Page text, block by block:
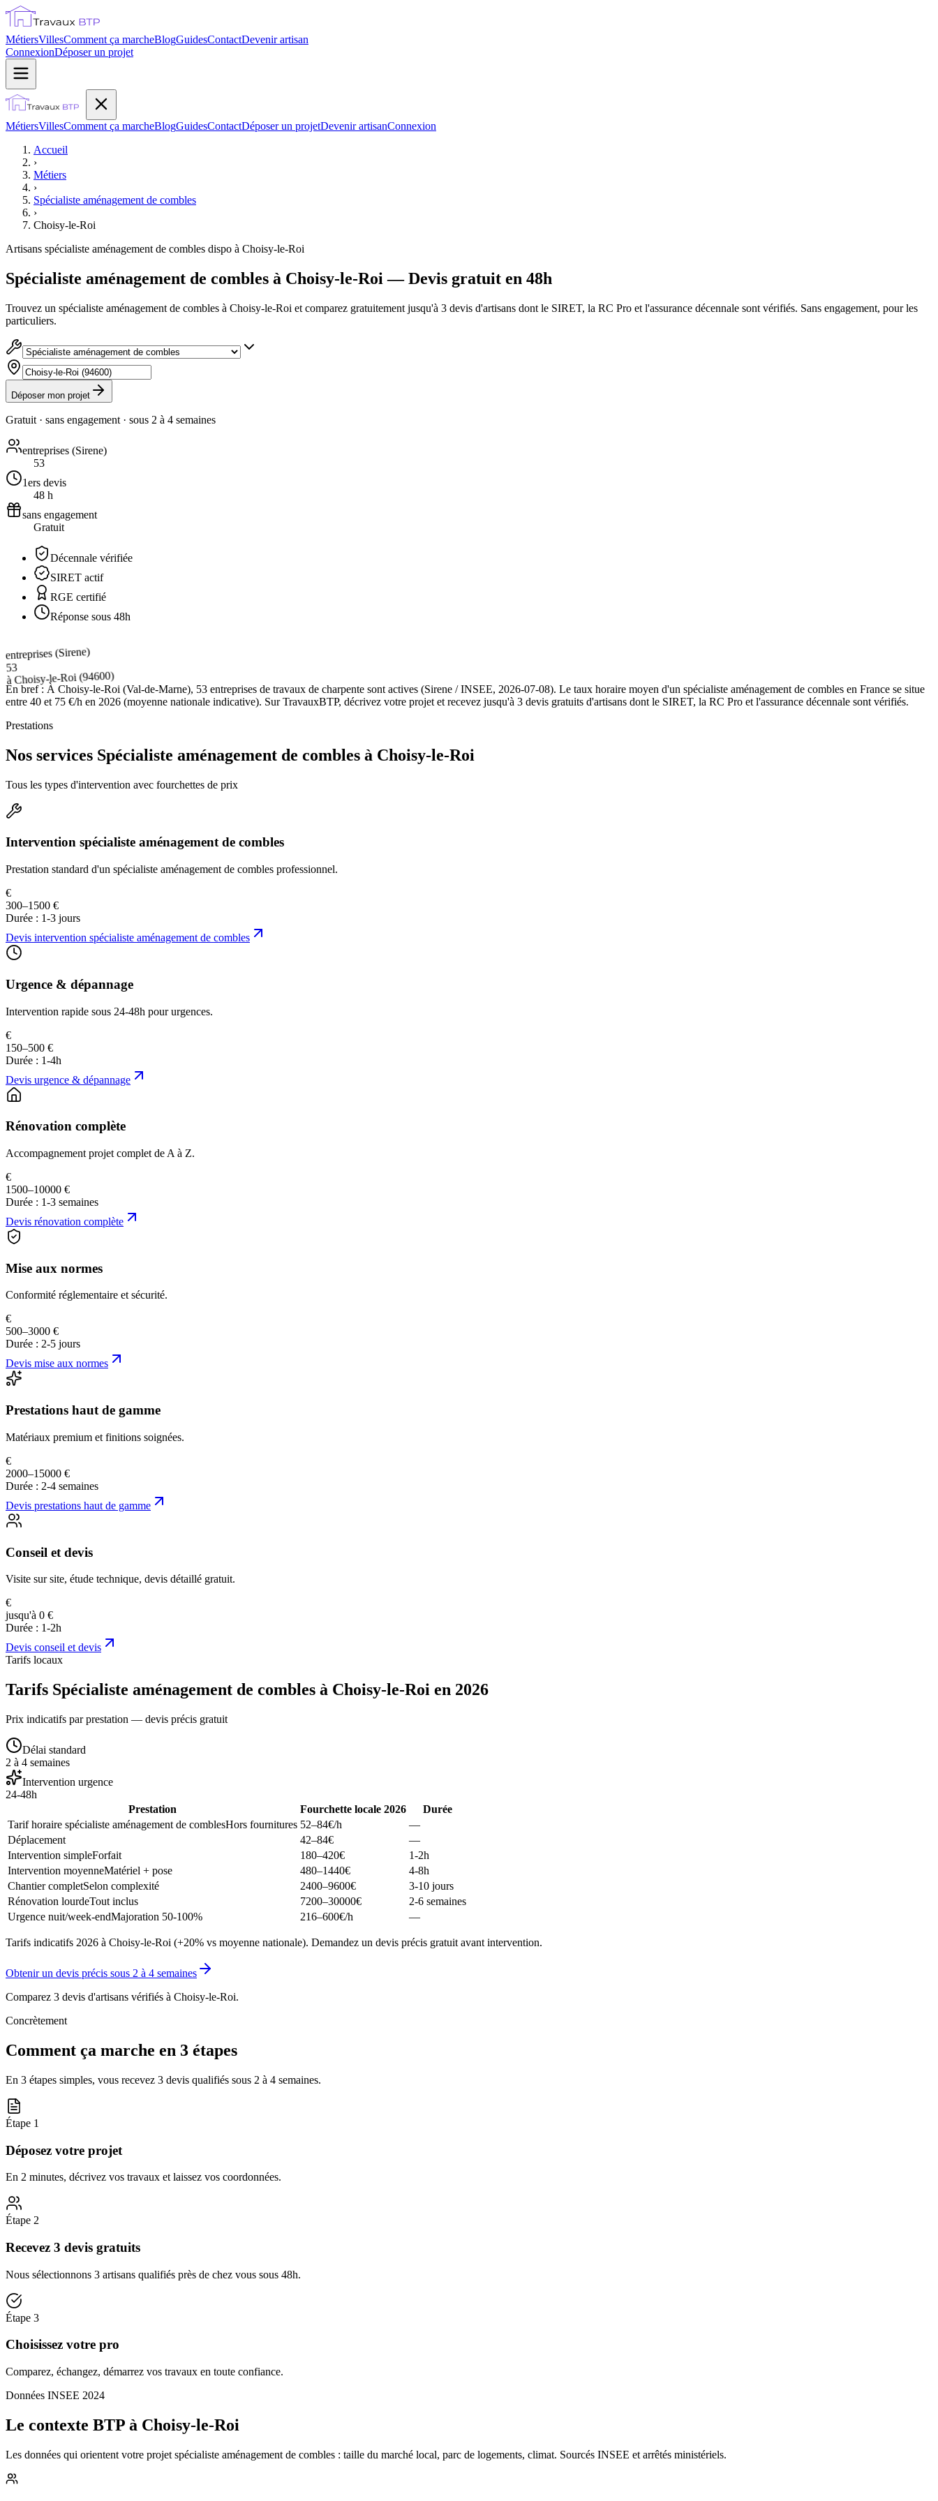
MétiersVillesComment ça marcheBlogGuidesContactDevenir artisan
ConnexionDéposer un projet
MétiersVillesComment ça marcheBlogGuidesContactDéposer un projetDevenir artisanConnexion
Accueil
›
Métiers
›
Spécialiste aménagement de combles
›
Choisy-le-Roi
Artisans spécialiste aménagement de combles dispo à Choisy-le-Roi
Spécialiste aménagement de combles à Choisy-le-Roi — Devis gratuit en 48h
Trouvez un spécialiste aménagement de combles à Choisy-le-Roi et comparez gratuitement jusqu'à 3 devis d'artisans dont le SIRET, la RC Pro et l'assurance décennale sont vérifiés. Sans engagement, pour les
particuliers.
Déposer mon projet
Gratuit · sans engagement · sous 2 à 4 semaines
entreprises (Sirene)
53
1ers devis
48 h
sans engagement
Gratuit
Décennale vérifiée
SIRET actif
RGE certifié
Réponse sous 48h
entreprises (Sirene)
53
àChoisy-le-Roi(94600)
En bref : À Choisy-le-Roi (Val-de-Marne), 53 entreprises de travaux de charpente sont actives (Sirene / INSEE, 2026-07-08). Le taux horaire moyen d'un spécialiste aménagement de combles en France se situe
entre 40 et 75 €/h en 2026 (moyenne nationale indicative). Sur TravauxBTP, décrivez votre projet et recevez jusqu'à 3 devis gratuits d'artisans dont le SIRET, la RC Pro et l'assurance décennale sont vérifiés.
Prestations
Nos services Spécialiste aménagement de combles à Choisy-le-Roi
Tous les types d'intervention avec fourchettes de prix
Intervention spécialiste aménagement de combles
Prestation standard d'un spécialiste aménagement de combles professionnel.
€
300–1500 €
Durée : 1-3 jours
Devis intervention spécialiste aménagement de combles
Urgence & dépannage
Intervention rapide sous 24-48h pour urgences.
€
150–500 €
Durée : 1-4h
Devis urgence & dépannage
Rénovation complète
Accompagnement projet complet de A à Z.
€
1500–10000 €
Durée : 1-3 semaines
Devis rénovation complète
Mise aux normes
Conformité réglementaire et sécurité.
€
500–3000 €
Durée : 2-5 jours
Devis mise aux normes
Prestations haut de gamme
Matériaux premium et finitions soignées.
€
2000–15000 €
Durée : 2-4 semaines
Devis prestations haut de gamme
Conseil et devis
Visite sur site, étude technique, devis détaillé gratuit.
€
jusqu'à 0 €
Durée : 1-2h
Devis conseil et devis
Tarifs locaux
Tarifs Spécialiste aménagement de combles à Choisy-le-Roi en 2026
Prix indicatifs par prestation — devis précis gratuit
Délai standard
2 à 4 semaines
Intervention urgence
24-48h
Prestation
Fourchette locale 2026
Durée
Tarif horaire spécialiste aménagement de comblesHors fournitures 52–84€/h
—
Déplacement
42–84€
—
Intervention simpleForfait 180–420€
1-2h
Intervention moyenneMatériel + pose 480–1440€
4-8h
Chantier completSelon complexité 2400–9600€
3-10 jours
Rénovation lourdeTout inclus 7200–30000€
2-6 semaines
Urgence nuit/week-endMajoration 50-100% 216–600€/h —
Tarifs indicatifs 2026 à Choisy-le-Roi (+20% vs moyenne nationale). Demandez un devis précis gratuit avant intervention.
Obtenir un devis précis sous 2 à 4 semaines
Comparez 3 devis d'artisans vérifiés à Choisy-le-Roi.
Concrètement
Comment ça marche en 3 étapes
En 3 étapes simples, vous recevez 3 devis qualifiés sous 2 à 4 semaines.
Étape 1
Déposez votre projet
En 2 minutes, décrivez vos travaux et laissez vos coordonnées.
Étape 2
Recevez 3 devis gratuits
Nous sélectionnons 3 artisans qualifiés près de chez vous sous 48h.
Étape 3
Choisissez votre pro
Comparez, échangez, démarrez vos travaux en toute confiance.
Données INSEE 2024
Le contexte BTP à Choisy-le-Roi
Les données qui orientent votre projet spécialiste aménagement de combles : taille du marché local, parc de logements, climat. Sourcés INSEE et arrêtés ministériels.